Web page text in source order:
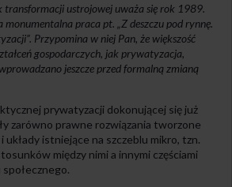
transformacji ustrojowej uważa się rok 1989.
monumentalna praca pt. „Z deszczu pod rynnę.
Przypomina w niej Pan, że większość
gospodarczych, jak prywatyzacja,
jeszcze przed formalną zmianą
prywatyzacji dokonującej się już
zarówno prawne rozwiązania tworzone
układy istniejące na szczeblu mikro, tzn.
między nimi a innymi częściami